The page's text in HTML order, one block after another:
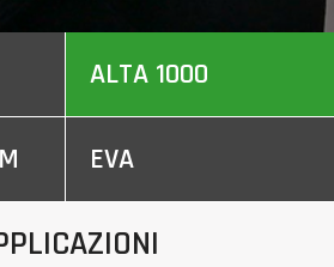
ALTA 1000
EVA